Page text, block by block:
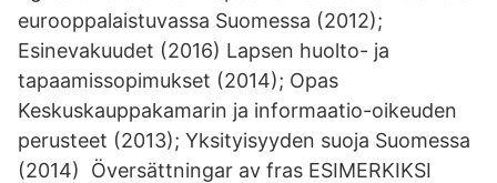
eurooppalaistuvassa Suomessa (2012);
Esinevakuudet (2016) Lapsen huolto- ja
tapaamissopimukset (2014); Opas
Keskuskauppakamarin ja informaatio-oikeuden
perusteet (2013); Yksityisyyden suoja Suomessa
(2014) Översättningar av fras ESIMERKIKSI